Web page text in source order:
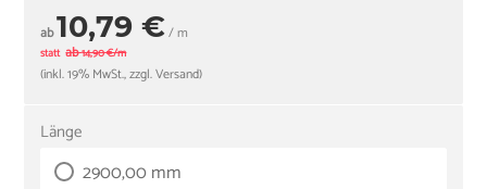
ab10,79 €/ m
statt ab14,90 €/m
(inkl. 19% MwSt., zzgl. Versand)
Länge
2900,00 mm